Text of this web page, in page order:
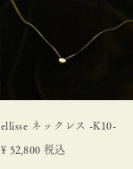
ellisse ネックレス -K10-
¥ 52,800 税込